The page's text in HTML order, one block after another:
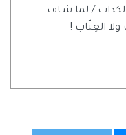
/ لما شـاف
ولا العِنّاب !